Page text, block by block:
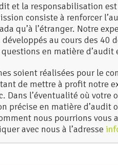
et la responsabilisation
consiste à renforcer
qu’à l’étranger. Notre
au cours des
en matière
soient réalisées pour le
de mettre à profit notre
Dans l’éventualité où
précise en matière d’audit
nous pourrions vous
avec nous à l’adresse